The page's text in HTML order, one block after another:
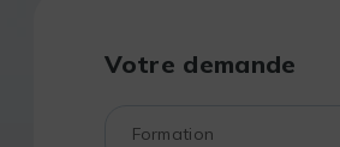
Votre demande